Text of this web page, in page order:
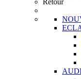
Retour